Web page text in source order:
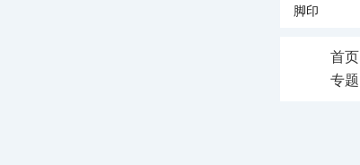
脚印
首页
专题